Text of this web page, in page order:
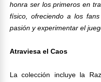
honra ser los primeros en
físico, ofreciendo a los
pasión y experimentar el
Atraviesa el Caos
La colección incluye la